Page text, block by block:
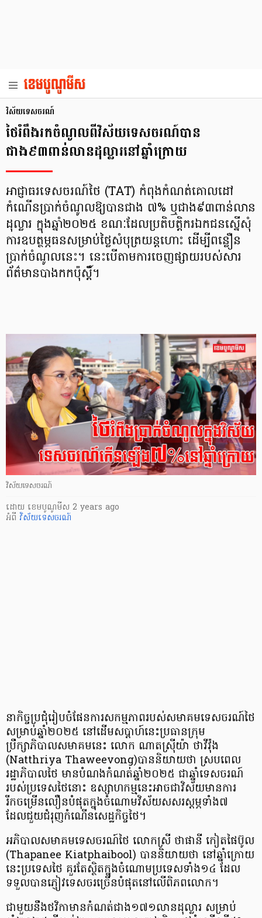
វិស័យទេសចរណ៍
ថៃរំពឹងរកចំណូលពីវិស័យទេសចរណ៍បាន
ជាង៩៣ពាន់លានដុល្លារនៅឆ្នាំក្រោយ
អាជ្ញាធរទេសចរណ៍ថៃ (TAT) កំពុងកំណត់គោលដៅ
កំណើនប្រាក់ចំណូលឱ្យបានជាង ៧% ឬជាង៩៣ពាន់លាន
ដុល្លារ ក្នុងឆ្នាំ២០២៥ ខណៈដែលប្រតិបត្តិករឯកជនស្នើសុំ
ការឧបត្ថម្ភធនសម្រាប់ថ្លៃសំបុត្រយន្តហោះ ដើម្បីពន្លឿន
ប្រាក់ចំណូលនេះ។ នេះបើតាមការចេញផ្សាយរបស់សារ
ព័ត៌មានបាងកកប៉ុស្តិ៍។
វិស័យទេសចរណ៍
ដោយ ​ ខេមបូណូមីស 2 years ago
អំពី វិស័យទេសចរណ៍
នាកិច្ចប្រជុំរៀបចំផែនការសកម្មភាពរបស់សមាគមទេសចរណ៍ថៃ
សម្រាប់ឆ្នាំ២០២៥ នៅដើមសប្តាហ៍នេះប្រធានក្រុម
ប្រឹក្សាភិបាលសមាគមនេះ លោក ណាតស្រ៊ីយ៉ា ថាវីវ៉ុង
(Natthriya Thaweevong)បាននិយាយថា ស្របពេល
រដ្ឋាភិបាលថៃ មានបំណងកំណត់ឆ្នាំ២០២៥ ជាឆ្នាំទេសចរណ៍
របស់ប្រទេសថៃនោះ ឧស្សាហកម្មនេះអាចជាវិស័យមានការ
រីកចម្រើនលឿនបំផុតក្នុងចំណោមវិស័យសសរស្ដម្ភ​ទាំង៧
ដែលជួយជំរុញកំណើនសេដ្ឋកិច្ចថៃ។
អភិបាលសមាគមទេសចរណ៍ថៃ លោកស្រី ថាផានី កៀតផៃប៊ូល
(Thapanee Kiatphaibool) បាននិយាយថា នៅឆ្នាំក្រោយ
នេះប្រទេសថៃ គួរតែស្ថិតក្នុងចំណោមប្រទេសទាំង១៤ ដែល
ទទួលបានភ្ញៀវទេសចរច្រើនបំផុតនៅលើពិភពលោក។
ជាមួយនឹងថវិកាមានកំណត់ជាង១៧១លានដុល្លារ សម្រាប់